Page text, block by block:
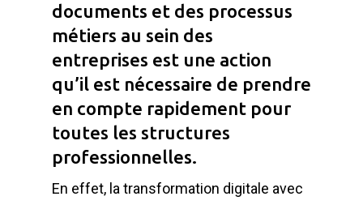
documents et des processus
métiers au sein des
entreprises est une action
qu’il est nécessaire de prendre
en compte rapidement pour
toutes les structures
professionnelles.
En effet, la transformation digitale avec